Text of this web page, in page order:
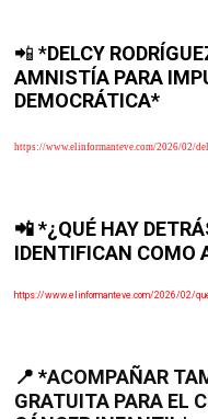
📲 *DELCY
AMNISTÍA PARA
DEMOCRÁTICA*
https://www.elinformanteve.com/2026/02/
📲 *¿QUÉ HAY
IDENTIFICAN COMO
https://www.elinformanteve.com/2026/02/
📍 *ACOMPAÑAR
GRATUITA PARA EL